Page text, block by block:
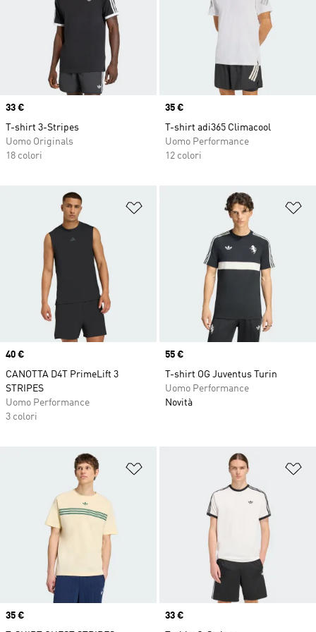
Price
33 €
T-shirt 3-Stripes
Uomo Originals
18 colori
Price
35 €
T-shirt adi365 Climacool
Uomo Performance
12 colori
Aggiungi alla lista dei desideri
Price
40 €
CANOTTA D4T PrimeLift 3
STRIPES
Uomo Performance
3 colori
Price
55 €
T-shirt OG Juventus Turin
Uomo Performance
Novità
Aggiungi alla lista dei desideri
Price
35 €
Price
33 €